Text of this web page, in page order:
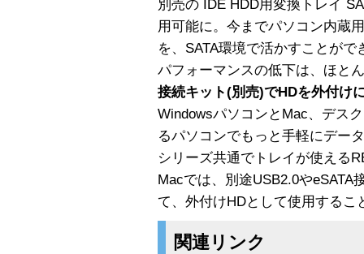
別売の IDE HDD用変換トレイ
用可能に。今までパソコン内蔵
を、SATA環境で活かすことが
パフォーマンスの低下は、ほと
接続キット(別売)でHDを外付け
WindowsパソコンとMac、デス
るパソコンでもっと手軽にデー
シリーズ共通でトレイが使える
Macでは、別途USB2.0やeSATA
て、外付けHDとして使用するこ
関連リンク